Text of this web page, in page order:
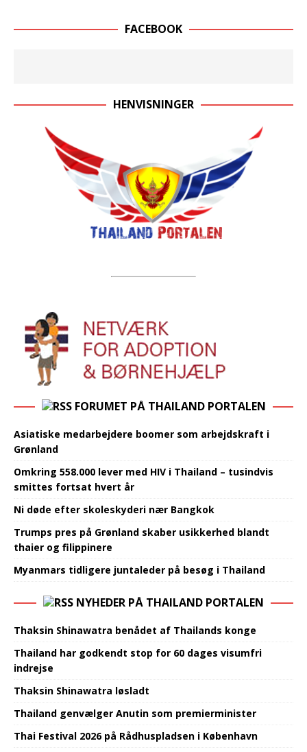
FACEBOOK
HENVISNINGER
FORUMET PÅ THAILAND PORTALEN
Asiatiske medarbejdere boomer som arbejdskraft i
Grønland
Omkring 558.000 lever med HIV i Thailand – tusindvis
smittes fortsat hvert år
Ni døde efter skoleskyderi nær Bangkok
Trumps pres på Grønland skaber usikkerhed blandt
thaier og filippinere
Myanmars tidligere juntaleder på besøg i Thailand
NYHEDER PÅ THAILAND PORTALEN
Thaksin Shinawatra benådet af Thailands konge
Thailand har godkendt stop for 60 dages visumfri
indrejse
Thaksin Shinawatra løsladt
Thailand genvælger Anutin som premierminister
Thai Festival 2026 på Rådhuspladsen i København‍​‌‌​‌‌‌​‌​‌‌‌​​‌‌​​‌‌‌‌‌‌​​‌​​‌‌‌​‌​​​​‌‌​​‌​​​‌‌​‌‌‌‌​‌‌‌‌‌​‌​‌‍